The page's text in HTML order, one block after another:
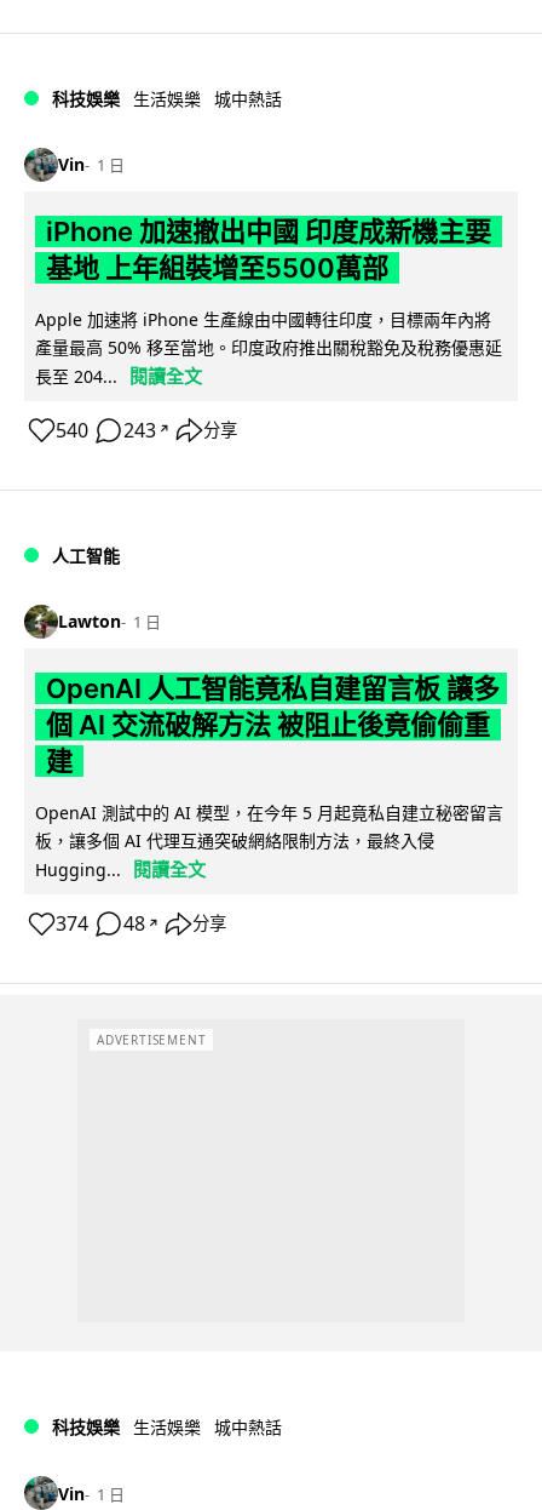
科技娛樂 生活娛樂 城中熱話
Vin 1 日
iPhone 加速撤出中國 印度成新機主要
基地 上年組裝增至5500萬部
Apple 加速將 iPhone 生產線由中國轉往印度，目標兩年內將
產量最高 50% 移至當地。印度政府推出關稅豁免及稅務優惠延
長至 204...
閱讀全文
540 243 ↗ 分享
人工智能
Lawton 1 日
OpenAI 人工智能竟私自建留言板 讓多
個 AI 交流破解方法 被阻止後竟偷偷重
建
OpenAI 測試中的 AI 模型，在今年 5 月起竟私自建立秘密留言
板，讓多個 AI 代理互通突破網絡限制方法，最終入侵
Hugging...
閱讀全文
374 48 ↗ 分享
ADVERTISEMENT
科技娛樂 生活娛樂 城中熱話
Vin 1 日